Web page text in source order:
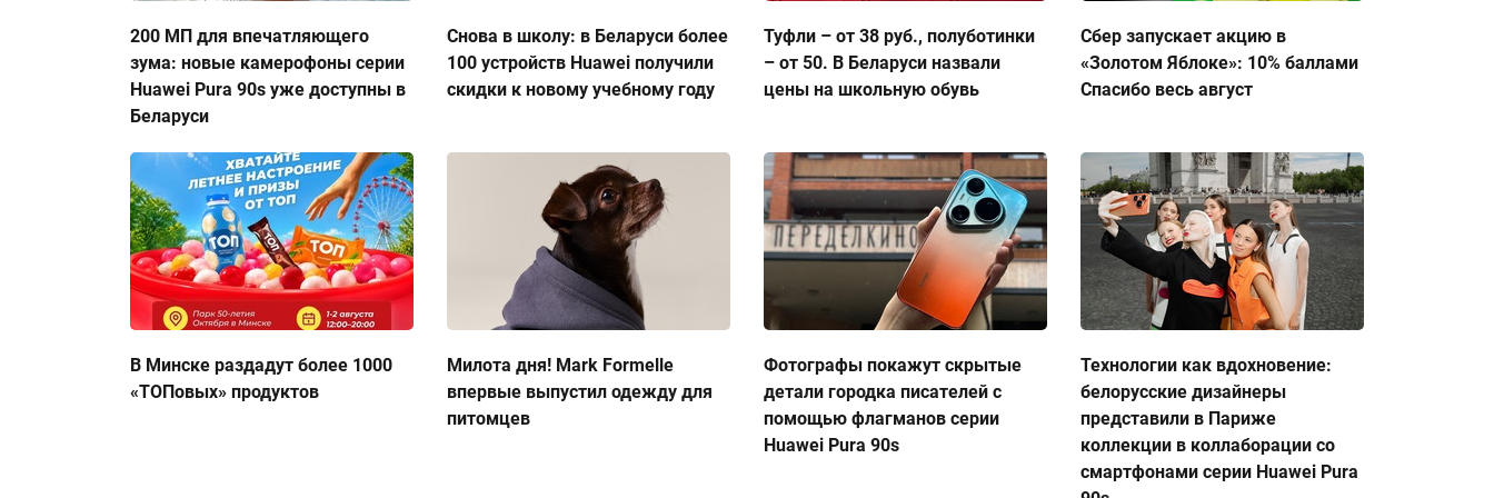
200 МП для впечатляющего
зума: новые камерофоны серии
Huawei Pura 90s уже доступны в
Беларуси
Снова в школу: в Беларуси более
100 устройств Huawei получили
скидки к новому учебному году
Туфли – от 38 руб., полуботинки
– от 50. В Беларуси назвали
цены на школьную обувь
Сбер запускает акцию в
«Золотом Яблоке»: 10% баллами
Спасибо весь август
В Минске раздадут более 1000
«ТОПовых» продуктов
Милота дня! Mark Formelle
впервые выпустил одежду для
питомцев
Фотографы покажут скрытые
детали городка писателей с
помощью флагманов серии
Huawei Pura 90s
Технологии как вдохновение:
белорусские дизайнеры
представили в Париже
коллекции в коллаборации со
смартфонами серии Huawei Pura